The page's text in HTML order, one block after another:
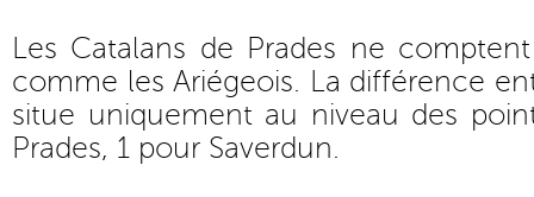
Les Catalans de Prades ne
comme les Ariégeois. La différence
situe uniquement au niveau des
Prades, 1 pour Saverdun.